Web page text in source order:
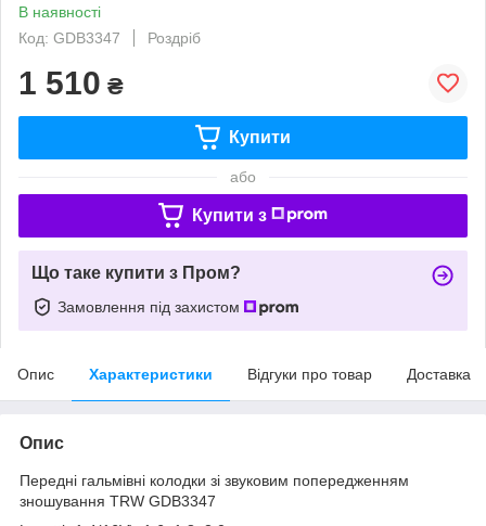
В наявності
Код: GDB3347
Роздріб
1 510 ₴
Купити
або
Купити з
Що таке купити з Пром?
Замовлення під захистом
Опис Характеристики Відгуки про товар Доставка
Опис
Передні гальмівні колодки зі звуковим попередженням
зношування TRW GDB3347